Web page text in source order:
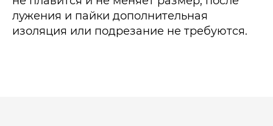
лужения и пайки дополнительная
изоляция или подрезание не требуются.